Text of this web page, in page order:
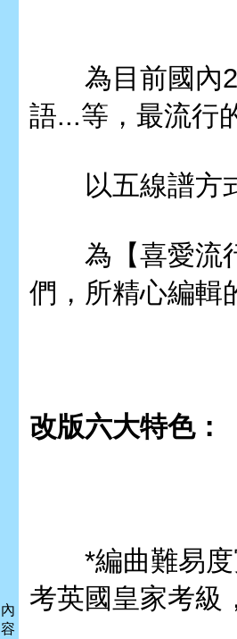
內
容
為目前國內
語...等，最流行
以五線譜方
為【喜愛流行
們，所精心編輯
改版六大特色：
*編曲難易度
考英國皇家考級